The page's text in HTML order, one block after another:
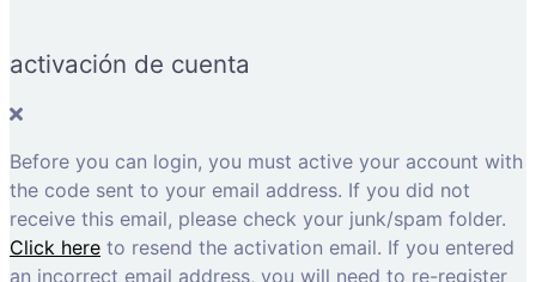
activación de cuenta
Before you can login, you must active your account with
the code sent to your email address. If you did not
receive this email, please check your junk/spam folder.
Click here to resend the activation email. If you entered
an incorrect email address, you will need to re-register